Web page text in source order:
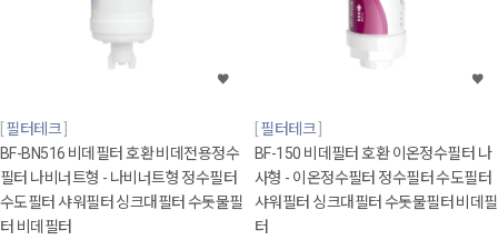
필터테크
BF-BN516 비데필터 호환 비데전용정수
필터 나비너트형 - 나비너트형 정수필터
수도필터 샤워필터 싱크대필터 수돗물필
터 비데필터
필터테크
BF-150 비데필터 호환 이온정수필터 나
사형 - 이온정수필터 정수필터 수도필터
샤워필터 싱크대필터 수돗물필터 비데필
터